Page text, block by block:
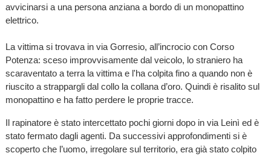
avvicinarsi a una persona anziana a bordo di un monopattino
elettrico.
La vittima si trovava in via Gorresio, all’incrocio con Corso
Potenza: sceso improvvisamente dal veicolo, lo straniero ha
scaraventato a terra la vittima e l'ha colpita fino a quando non è
riuscito a strappargli dal collo la collana d’oro. Quindi è risalito sul
monopattino e ha fatto perdere le proprie tracce.
Il rapinatore è stato intercettato pochi giorni dopo in via Leinì ed è
stato fermato dagli agenti. Da successivi approfondimenti si è
scoperto che l’uomo, irregolare sul territorio, era già stato colpito